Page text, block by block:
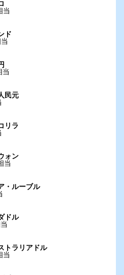
当
ド
当
民元
リラ
ォン
当
・ルーブル
ドル
トラリアドル
当